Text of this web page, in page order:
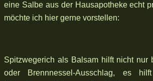
eine Salbe aus der Hausapotheke echt
möchte ich hier gerne vorstellen:
Spitzwegerich als Balsam hilft nicht nur
oder Brennnessel-Ausschlag, es